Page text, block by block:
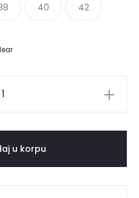
40 42
u korpu